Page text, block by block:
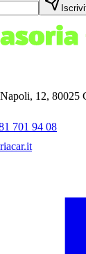
12, 80025
701 94 08